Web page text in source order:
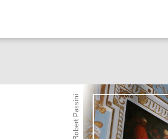
(c) Robert Passini